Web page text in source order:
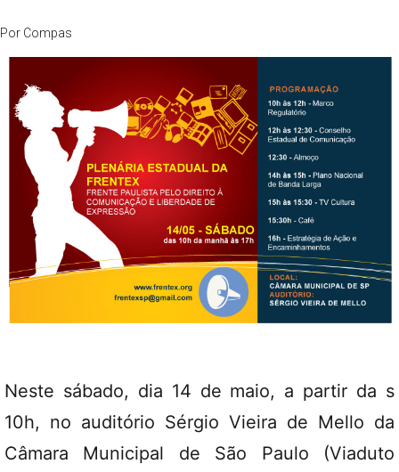
Por Compas
Neste sábado, dia 14 de maio, a partir da s
10h, no auditório Sérgio Vieira de Mello da
Câmara Municipal de São Paulo (Viaduto